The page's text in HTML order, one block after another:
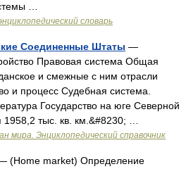
…
словарь
Соединенные Штаты —
Правовая система Общая
и смежные с ним отрасли
и процесс Судебная система.
Государство на юге Северной
тыс. кв. км.&#8230; …
мира. Энциклопедический справочник
(Home market) Определение